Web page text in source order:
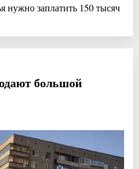
нужно заплатить 150 тысяч
большой